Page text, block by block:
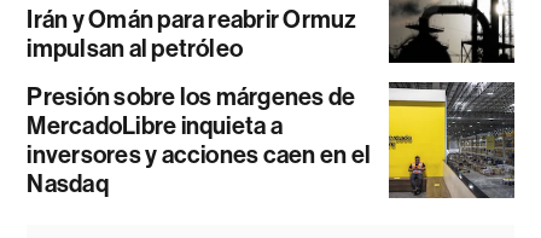
Irán y Omán para reabrir Ormuz
impulsan al petróleo
Presión sobre los márgenes de
MercadoLibre inquieta a
inversores y acciones caen en el
Nasdaq